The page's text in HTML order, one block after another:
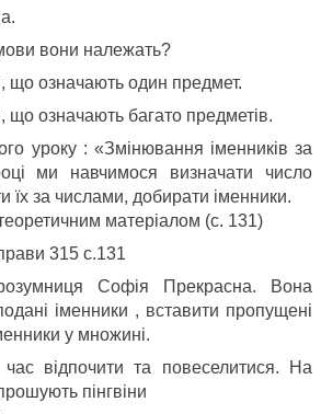
вони належать?
що означають один предмет.
що означають багато предметів.
уроку : «Змінювання іменників за
ми навчимося визначати число
їх за числами, добирати іменники.
матеріалом (с. 131)
315 с.131
Софія Прекрасна. Вона
іменники , вставити пропущені
у множині.
відпочити та повеселитися. На
пінгвіни